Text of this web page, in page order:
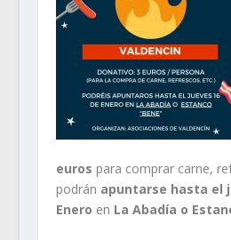
euros para comprar carne,
podrán apuntarse hasta el
Enero en La Abadía o